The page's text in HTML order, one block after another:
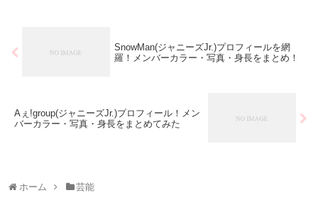
SnowMan(ジャニーズJr.)プロフィールを網
羅！メンバーカラー・写真・身長をまとめ！
Aぇ!group(ジャニーズJr.)プロフィール！メン
バーカラー・写真・身長をまとめてみた
ホーム 芸能